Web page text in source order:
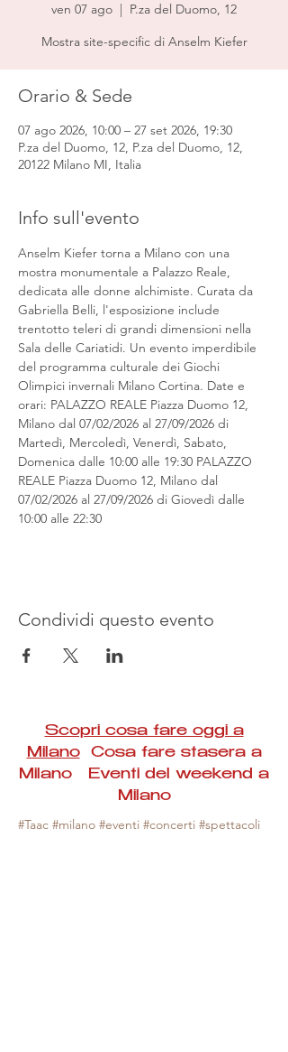
ven 07 ago
  |
P.za del Duomo, 12
Mostra site-specific di Anselm Kiefer
Orario & Sede
07 ago 2026, 10:00 – 27 set 2026, 19:30
P.za del Duomo, 12, P.za del Duomo, 12,
20122 Milano MI, Italia
Info sull'evento
Anselm Kiefer torna a Milano con una
mostra monumentale a Palazzo Reale,
dedicata alle donne alchimiste. Curata da
Gabriella Belli, l'esposizione include
trentotto teleri di grandi dimensioni nella
Sala delle Cariatidi. Un evento imperdibile
del programma culturale dei Giochi
Olimpici invernali Milano Cortina. Date e
orari: PALAZZO REALE Piazza Duomo 12,
Milano dal 07/02/2026 al 27/09/2026 di
Martedì, Mercoledì, Venerdì, Sabato,
Domenica dalle 10:00 alle 19:30 PALAZZO
REALE Piazza Duomo 12, Milano dal
07/02/2026 al 27/09/2026 di Giovedì dalle
10:00 alle 22:30
Condividi questo evento
Scopri cosa fare oggi a
MilanoCosa fare stasera a
Milano Eventi del weekend a
Milano
#Taac #milano #eventi #concerti #spettacoli